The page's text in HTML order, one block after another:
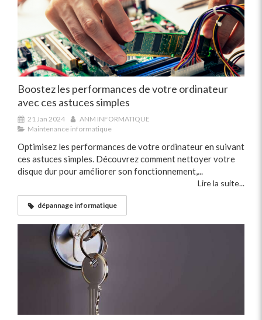
Boostez les performances de votre ordinateur
avec ces astuces simples
21 Jan 2024
ANM INFORMATIQUE
Maintenance informatique
Optimisez les performances de votre ordinateur en suivant
ces astuces simples. Découvrez comment nettoyer votre
disque dur pour améliorer son fonctionnement,...
Lire la suite...
dépannage informatique